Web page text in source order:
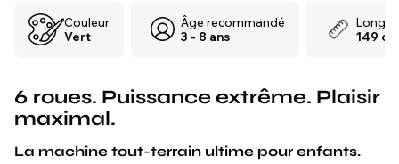
Couleur
Vert
Âge recommandé
3 - 8 ans
149 cm
6 roues. Puissance extrême. Plaisir
maximal.
La machine tout-terrain ultime pour enfants.